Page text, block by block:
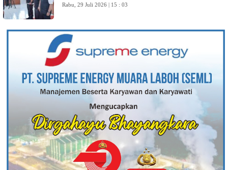
Rabu, 29 Juli 2026 | 15 : 03